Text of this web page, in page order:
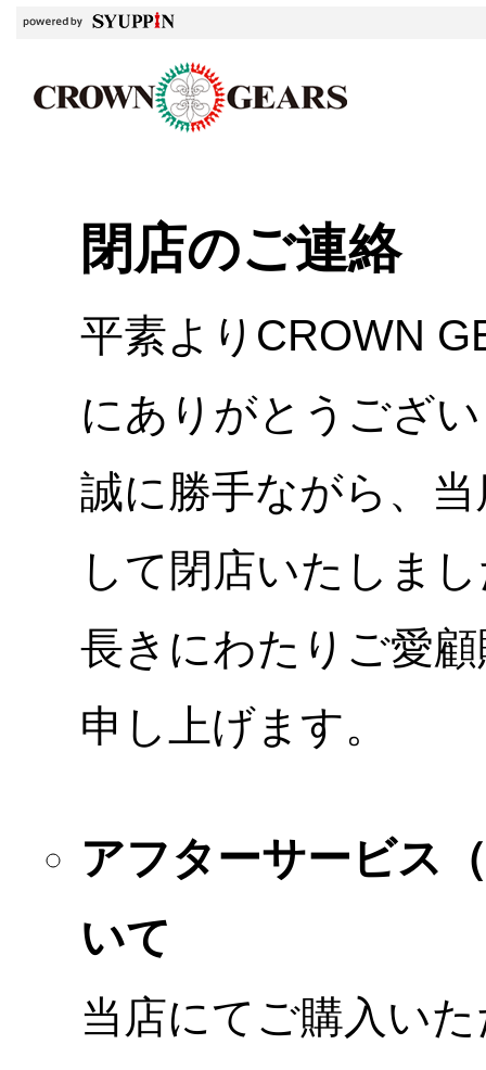
閉店のご連絡
平素よりCROWN
にありがとうござ
誠に勝手ながら、
して閉店いたしま
長きにわたりご愛
申し上げます。
アフターサービス
いて
当店にてご購入い